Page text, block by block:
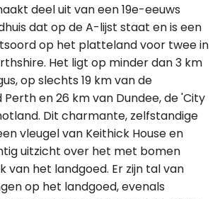
deel uit van een 19e-eeuws
dat op de A-lijst staat en is een
op het platteland voor twee in
Het ligt op minder dan 3 km
op slechts 19 km van de
en 26 km van Dundee, de 'City
Dit charmante, zelfstandige
vleugel van Keithick House en
uitzicht over het met bomen
van het landgoed. Er zijn tal van
op het landgoed, evenals